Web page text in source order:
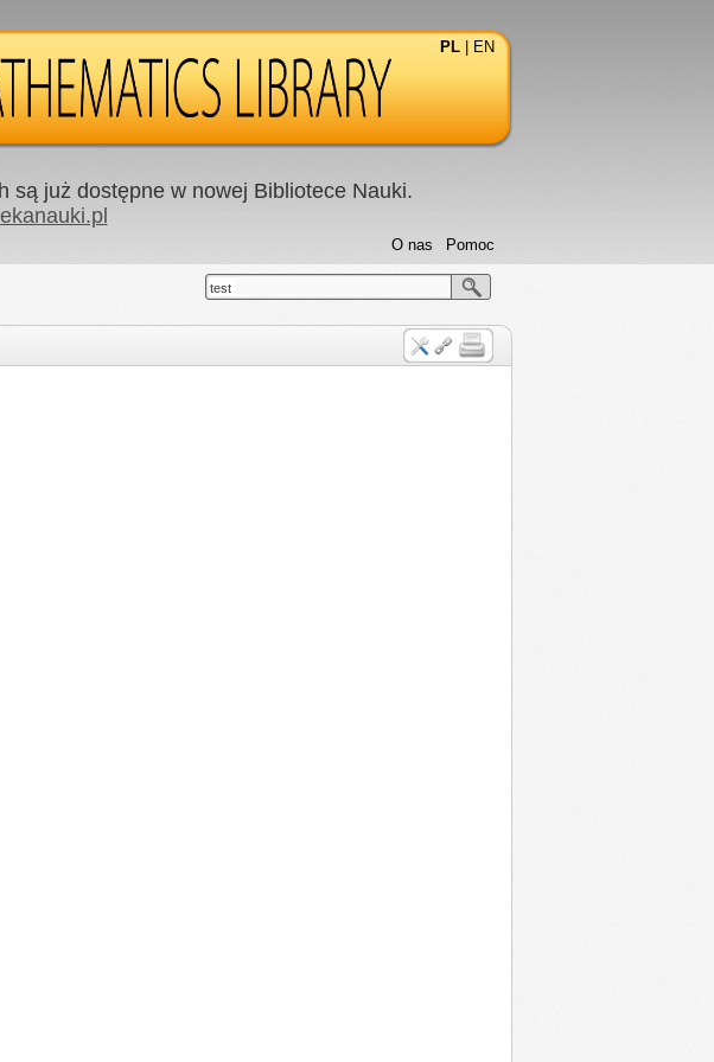
PL EN
są już dostępne w nowej Bibliotece Nauki.
Pomoc
O nas
test